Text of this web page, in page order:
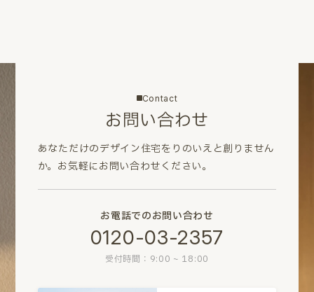
Contact
お問い合わせ
あなただけのデザイン住宅をりのいえと創りません
か。 お気軽にお問い合わせください。
お電話でのお問い合わせ
0120-03-2357
受付時間：9:00 ~ 18:00